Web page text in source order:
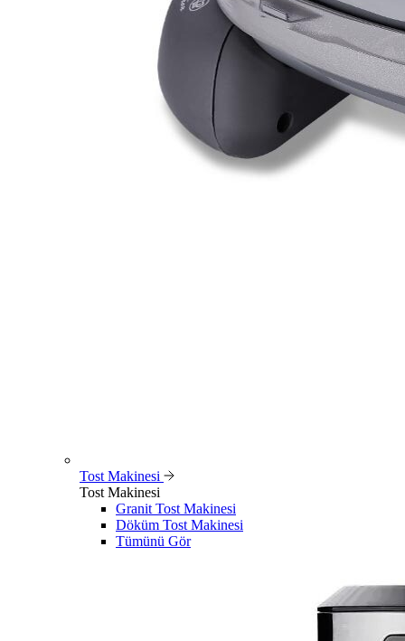
Tost Makinesi
Tost Makinesi
Granit Tost Makinesi
Döküm Tost Makinesi
Tümünü Gör